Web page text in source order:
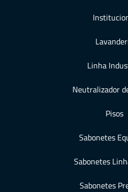
Linha
Neutralizador
Pisos
Sabonetes
Sabonetes
Sabonetes